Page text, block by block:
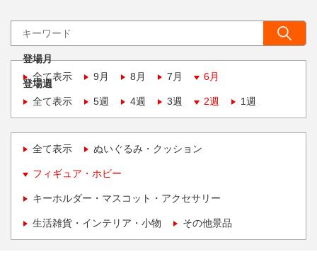
登場月
全て表示
9月 8月 7月 6月
登場週
全て表示
5週 4週 3週 2週 1週
全て表示 ぬいぐるみ・クッション
フィギュア・ホビー
キーホルダー・マスコット・アクセサリー
生活雑貨・インテリア・小物 その他景品